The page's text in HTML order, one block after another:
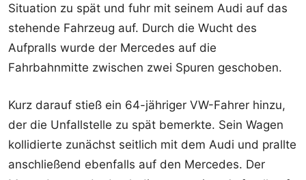
Situation zu spät und fuhr mit seinem Audi auf das
stehende Fahrzeug auf. Durch die Wucht des
Aufpralls wurde der Mercedes auf die
Fahrbahnmitte zwischen zwei Spuren geschoben.
Kurz darauf stieß ein 64-jähriger VW-Fahrer hinzu,
der die Unfallstelle zu spät bemerkte. Sein Wagen
kollidierte zunächst seitlich mit dem Audi und prallte
anschließend ebenfalls auf den Mercedes. Der